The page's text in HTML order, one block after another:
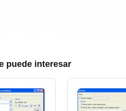
puede interesar